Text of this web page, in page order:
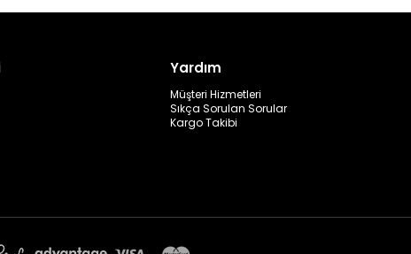
Yardım
Müşteri Hizmetleri
Sıkça Sorulan Sorular
Kargo Takibi